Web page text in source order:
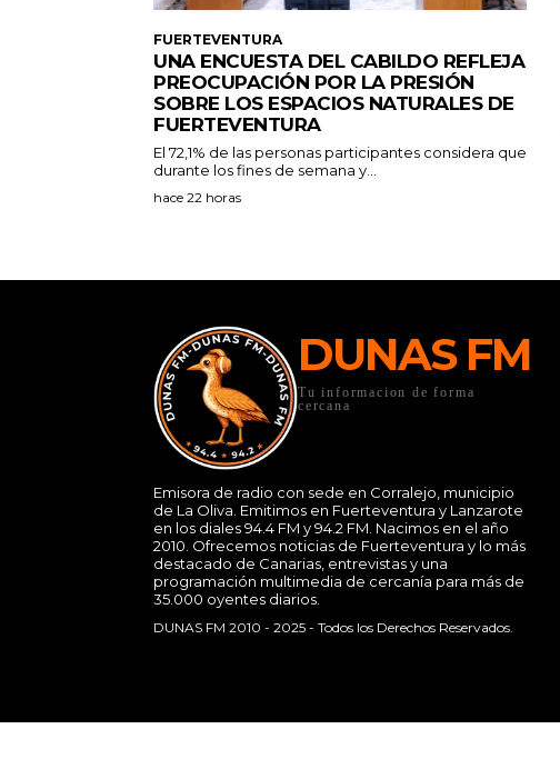
FUERTEVENTURA
UNA ENCUESTA DEL CABILDO REFLEJA
PREOCUPACIÓN POR LA PRESIÓN
SOBRE LOS ESPACIOS NATURALES DE
FUERTEVENTURA
El 72,1% de las personas participantes considera que
durante los fines de semana y...
hace 22 horas
DUNAS FM
Tu informacion de forma
cercana
Emisora de radio con sede en Corralejo, municipio
de La Oliva. Emitimos en Fuerteventura y Lanzarote
en los diales 94.4 FM y 94.2 FM. Nacimos en el año
2010. Ofrecemos noticias de Fuerteventura y lo más
destacado de Canarias, entrevistas y una
programación multimedia de cercanía para más de
35.000 oyentes diarios.
DUNAS FM 2010 - 2025 - Todos los Derechos Reservados.